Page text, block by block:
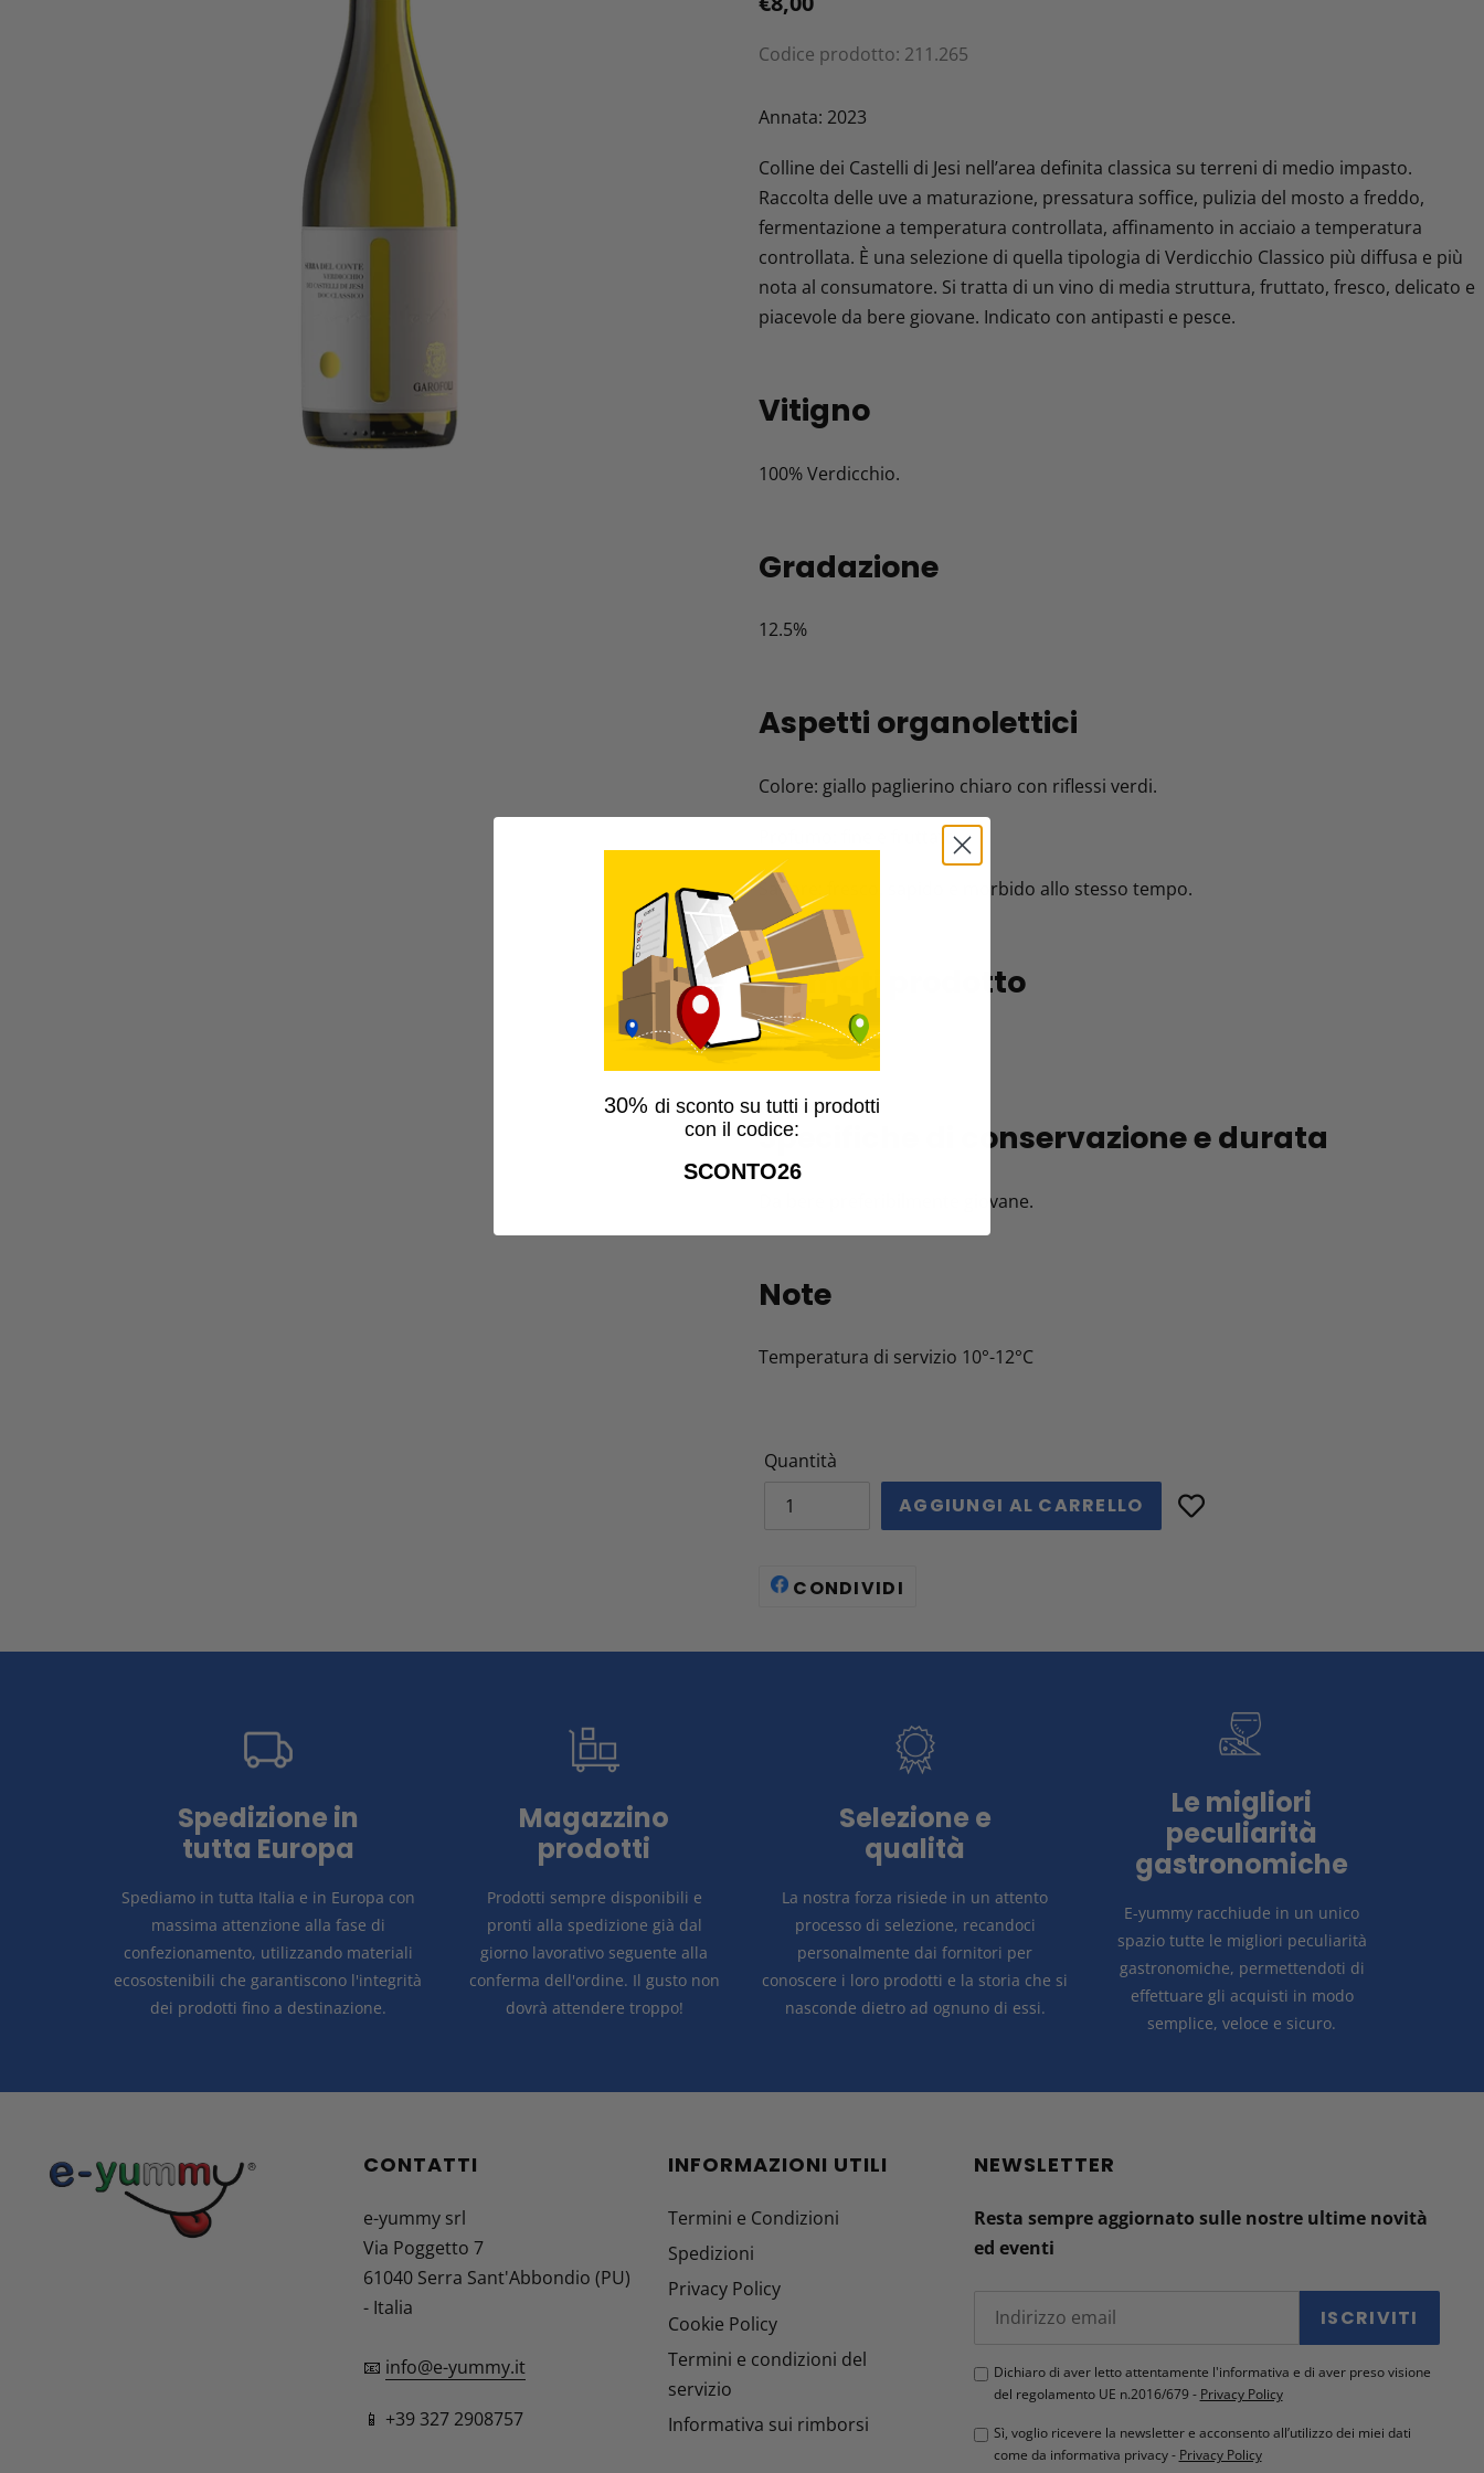
di
Codice prodotto: 211.265
del
nel
carrello
Annata: 2023
Colline dei Castelli di Jesi nell’area definita classica su terreni di medio impasto.
Raccolta delle uve a maturazione, pressatura soffice, pulizia del mosto a freddo,
fermentazione a temperatura controllata, affinamento in acciaio a temperatura
controllata. È una selezione di quella tipologia di Verdicchio Classico più diffusa e più
nota al consumatore. Si tratta di un vino di media struttura, fruttato, fresco, delicato e
piacevole da bere giovane. Indicato con antipasti e pesce.
Vitigno
100% Verdicchio.
Gradazione
12.5%
Aspetti organolettici
Colore: giallo paglierino chiaro con riflessi verdi.
Profumo: fine e fruttato.
Sapore: fresco, sapido e morbido allo stesso tempo.
Formati prodotto
0,75 l
Specifiche di conservazione e durata
Da bere preferibilmente giovane.
Note
Temperatura di servizio 10°-12°C
Quantità
AGGIUNGI AL CARRELLO
CONDIVIDI
Spedizione in
tutta Europa
Spediamo in tutta Italia e in Europa con
massima attenzione alla fase di
confezionamento, utilizzando materiali
ecosostenibili che garantiscono l'integrità
dei prodotti fino a destinazione.
Magazzino
prodotti
Prodotti sempre disponibili e
pronti alla spedizione già dal
giorno lavorativo seguente alla
conferma dell'ordine. Il gusto non
dovrà attendere troppo!
Selezione e
qualità
La nostra forza risiede in un attento
processo di selezione, recandoci
personalmente dai fornitori per
conoscere i loro prodotti e la storia che si
nasconde dietro ad ognuno di essi.
Le migliori
peculiarità
gastronomiche
E-yummy racchiude in un unico
spazio tutte le migliori peculiarità
gastronomiche, permettendoti di
effettuare gli acquisti in modo
semplice, veloce e sicuro.
CONTATTI
e-yummy srl
Via Poggetto 7
61040 Serra Sant'Abbondio (PU)
- Italia
📧 info@e-yummy.it
📱 +39 327 2908757
INFORMAZIONI UTILI
Termini e Condizioni
Spedizioni
Privacy Policy
Cookie Policy
Termini e condizioni del
servizio
Informativa sui rimborsi
NEWSLETTER
Resta sempre aggiornato sulle nostre ultime novità
ed eventi
ISCRIVITI
Dichiaro di aver letto attentamente l'informativa e di aver preso visione
del regolamento UE n.2016/679 - Privacy Policy
Sì, voglio ricevere la newsletter e acconsento all’utilizzo dei miei dati
come da informativa privacy - Privacy Policy
30% di sconto su tutti i prodotti
con il codice:
SCONTO26